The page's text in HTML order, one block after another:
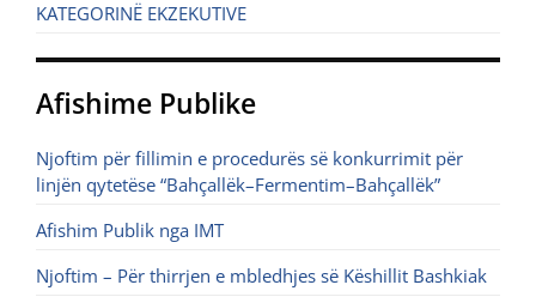
KATEGORINË EKZEKUTIVE
Afishime Publike
Njoftim për fillimin e procedurës së konkurrimit për
linjën qytetëse “Bahçallëk–Fermentim–Bahçallëk”
Afishim Publik nga IMT
Njoftim – Për thirrjen e mbledhjes së Këshillit Bashkiak